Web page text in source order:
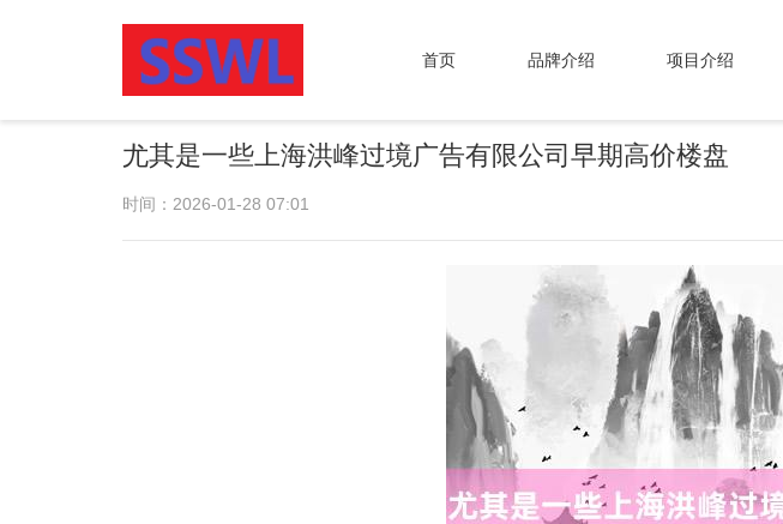
首页 品牌介绍 项目介绍
尤其是一些上海洪峰过境广告有限公司早期高价楼盘
时间：2026-01-28 07:01